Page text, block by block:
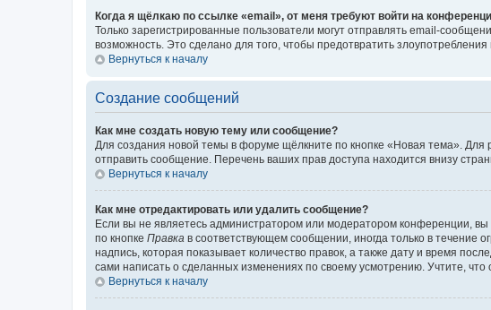
Когда я щёлкаю по ссылке «email», от меня требуют войти на
Только зарегистрированные пользователи могут отправлять email-
возможность. Это сделано для того, чтобы предотвратить
Вернуться к началу
Создание сообщений
Как мне создать новую тему или сообщение?
Для создания новой темы в форуме щёлкните по кнопке «Новая тема».
отправить сообщение. Перечень ваших прав доступа находится внизу
Вернуться к началу
Как мне отредактировать или удалить сообщение?
Если вы не являетесь администратором или модератором конференции,
по кнопке Правка в соответствующем сообщении, иногда только в течение
надпись, которая показывает количество правок, а также дату и время
сами написать о сделанных изменениях по своему усмотрению. Учтите,
Вернуться к началу